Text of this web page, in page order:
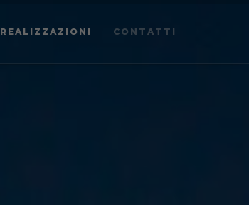
REALIZZAZIONI CONTATTI